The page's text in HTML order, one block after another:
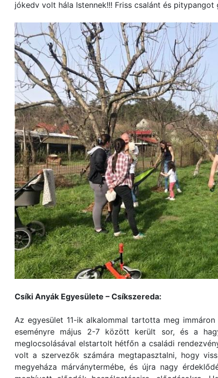
jókedv volt hála Istennek!!! Friss csalánt és pitypangot
Csíki Anyák Egyesülete – Csíkszereda:
Az egyesület 11-ik alkalommal tartotta meg
eseményre május 2-7 között került sor, és a
meglocsolásával elstartolt hétfőn a családi
volt a szervezők számára megtapasztalni, hogy
megyeháza márványtermébe, és újra nagy